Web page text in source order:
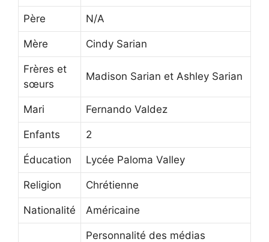
Père N/A
Mère Cindy Sarian
Frères et
sœurs
Madison Sarian et Ashley Sarian
Mari Fernando Valdez
Enfants 2
Éducation Lycée Paloma Valley
Religion Chrétienne
Nationalité Américaine
Personnalité des médias